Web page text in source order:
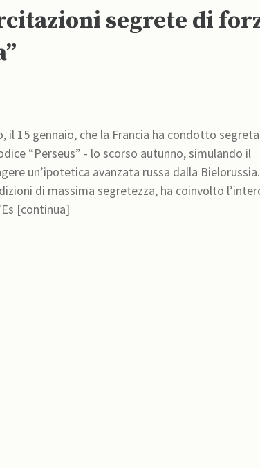
segrete di
15 gennaio, che la Francia ha condotto
“Perseus” - lo scorso autunno, simulando il
un’ipotetica avanzata russa dalla Bielorussia.
di massima segretezza, ha coinvolto
[continua]